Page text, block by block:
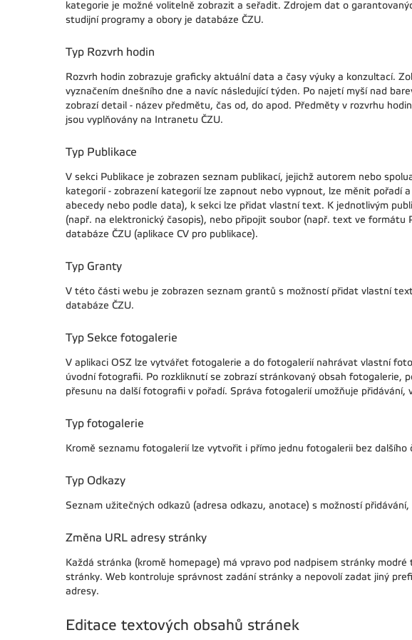
kategorie je možné volitelně zobrazit a seřadit. Zdrojem dat o
studijní programy a obory je databáze ČZU.
Typ Rozvrh hodin
Rozvrh hodin zobrazuje graficky aktuální data a časy výuky a konzultací.
vyznačením dnešního dne a navíc následující týden. Po najetí myší nad
zobrazí detail - název předmětu, čas od, do apod. Předměty v rozvrhu
jsou vyplňovány na Intranetu ČZU.
Typ Publikace
V sekci Publikace je zobrazen seznam publikací, jejichž autorem nebo
kategorií - zobrazení kategorií lze zapnout nebo vypnout, lze měnit pořadí
abecedy nebo podle data), k sekci lze přidat vlastní text. K jednotlivým
(např. na elektronický časopis), nebo připojit soubor (např. text ve formátu
databáze ČZU (aplikace CV pro publikace).
Typ Granty
V této části webu je zobrazen seznam grantů s možností přidat vlastní
databáze ČZU.
Typ Sekce fotogalerie
V aplikaci OSZ lze vytvářet fotogalerie a do fotogalerií nahrávat vlastní
úvodní fotografii. Po rozkliknutí se zobrazí stránkovaný obsah fotogalerie,
přesunu na další fotografii v pořadí. Správa fotogalerií umožňuje
Typ fotogalerie
Kromě seznamu fotogalerií lze vytvořit i přímo jednu fotogalerii bez dalšího
Typ Odkazy
Seznam užitečných odkazů (adresa odkazu, anotace) s možností přidávání,
Změna URL adresy stránky
Každá stránka (kromě homepage) má vpravo pod nadpisem stránky
stránky. Web kontroluje správnost zadání stránky a nepovolí zadat jiný
adresy.
Editace textových obsahů stránek